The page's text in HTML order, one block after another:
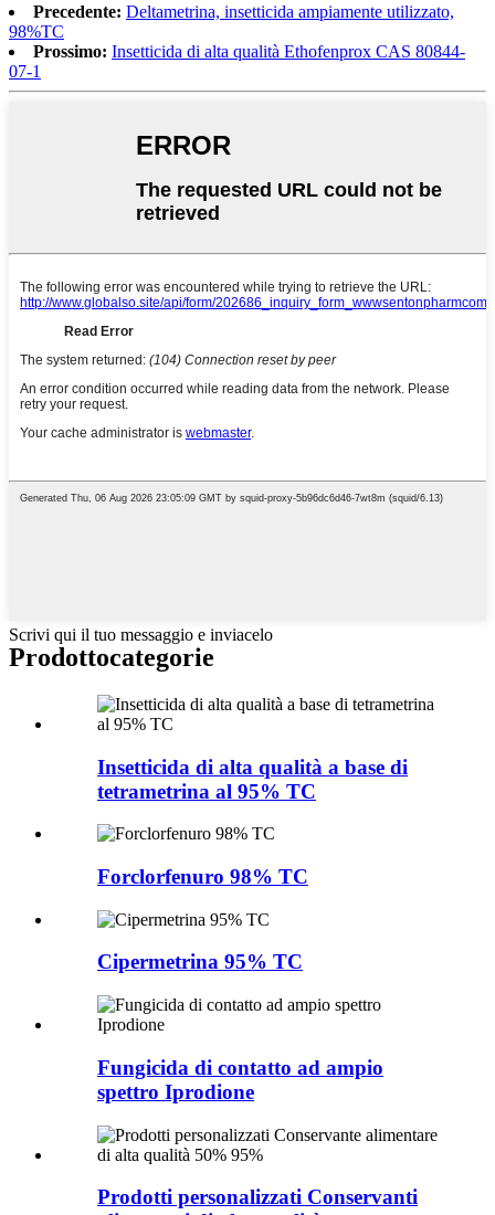
Precedente: Deltametrina, insetticida ampiamente utilizzato,
98%TC
Prossimo: Insetticida di alta qualità Ethofenprox CAS 80844-
07-1
Scrivi qui il tuo messaggio e inviacelo
Prodottocategorie
Insetticida di alta qualità a base di
tetrametrina al 95% TC
Forclorfenuro 98% TC
Cipermetrina 95% TC
Fungicida di contatto ad ampio
spettro Iprodione
Prodotti personalizzati Conservanti